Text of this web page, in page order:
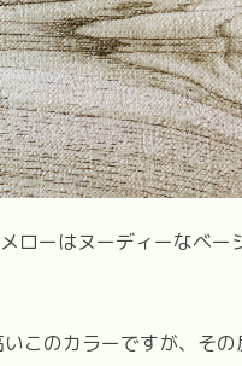
ローはヌーディーなベー
このカラーですが、その